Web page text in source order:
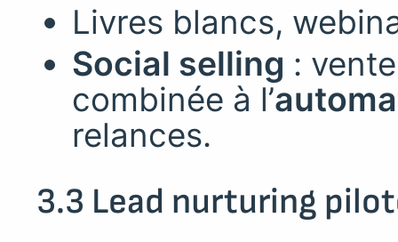
Livres blancs,
Social selling :
combinée à l’
relances.
3.3 Lead nurturing